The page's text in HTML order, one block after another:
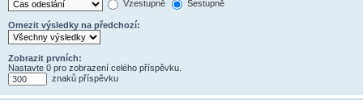
Vzestupně
Sestupně
Omezit výsledky na předchozí:
Zobrazit prvních:
Nastavte 0 pro zobrazení celého příspěvku.
znaků příspěvku